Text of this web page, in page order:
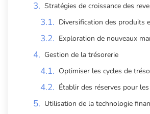
Stratégies de croissance des
Diversification des produits
Exploration de nouveaux
Gestion de la trésorerie
Optimiser les cycles de
Établir des réserves pour
Utilisation de la technologie